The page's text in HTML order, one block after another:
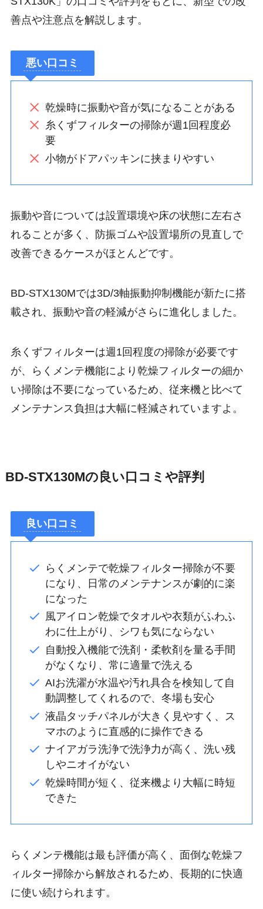
善点や注意点を解説します。
悪い口コミ
乾燥時に振動や音が気になることがある
糸くずフィルターの掃除が週1回程度必
要
小物がドアパッキンに挟まりやすい
振動や音については設置環境や床の状態に左右さ
れることが多く、防振ゴムや設置場所の見直しで
改善できるケースがほとんどです。
BD-STX130Mでは3D/3軸振動抑制機能が新たに搭
載され、振動や音の軽減がさらに進化しました。
糸くずフィルターは週1回程度の掃除が必要です
が、らくメンテ機能により乾燥フィルターの細か
い掃除は不要になっているため、従来機と比べて
メンテナンス負担は大幅に軽減されていますよ。
BD-STX130Mの良い口コミや評判
良い口コミ
らくメンテで乾燥フィルター掃除が不要
になり、日常のメンテナンスが劇的に楽
になった
風アイロン乾燥でタオルや衣類がふわふ
わに仕上がり、シワも気にならない
自動投入機能で洗剤・柔軟剤を量る手間
がなくなり、常に適量で洗える
AIお洗濯が水温や汚れ具合を検知して自
動調整してくれるので、冬場も安心
液晶タッチパネルが大きく見やすく、ス
マホのように直感的に操作できる
ナイアガラ洗浄で洗浄力が高く、洗い残
しやニオイがない
乾燥時間が短く、従来機より大幅に時短
できた
らくメンテ機能は最も評価が高く、面倒な乾燥フ
ィルター掃除から解放されるため、長期的に快適
に使い続けられます。